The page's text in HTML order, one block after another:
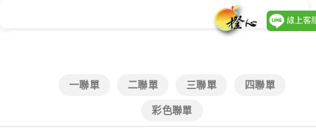
一聯單 二聯單 三聯單
四聯單
彩色聯單